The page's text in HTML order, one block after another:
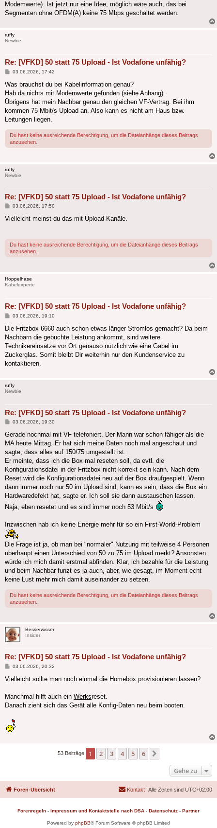
Modemwerte). Ist jetzt nur eine Idee, möglich wäre auch, das bei
Segmenten ohne OFDM(A) keine 75 Mbps geschaltet werden.
ruffy
Newbie
Re: [VFKD] 50 statt 75 Upload - Ist Vodafone unfähig?
Beitrag
03.06.2026, 17:42
Was brauchst du bei Kabelinformation genau?
Hab da nichts mit Modemwerte gefunden (siehe Anhang).
Übrigens hat mein Nachbar genau den gleichen VF-Vertrag. Bei ihm
kommen 75 Mbit/s Upload an. Also kann es nicht am Haus bzw.
Leitungen liegen.
Du hast keine ausreichende Berechtigung, um die Dateianhänge dieses Beitrags
anzusehen.
ruffy
Newbie
Re: [VFKD] 50 statt 75 Upload - Ist Vodafone unfähig?
Beitrag
03.06.2026, 17:50
Vielleicht meinst du das mit Upload-Kanäle.
Du hast keine ausreichende Berechtigung, um die Dateianhänge dieses Beitrags
anzusehen.
Hoppelhase
Kabelexperte
Re: [VFKD] 50 statt 75 Upload - Ist Vodafone unfähig?
Beitrag
03.06.2026, 19:10
Die Fritzbox 6660 auch schon etwas länger Stromlos gemacht? Da beim
Nachbarn die gebuchte Leistung ankommt, sind weitere
Technikereinsätze vor Ort genauso nützlich wie eine Gabel im
Zuckerglas. Somit bleibt Dir weiterhin nur den Kundenservice zu
kontaktieren.
ruffy
Newbie
Re: [VFKD] 50 statt 75 Upload - Ist Vodafone unfähig?
Beitrag
03.06.2026, 19:30
Gerade nochmal mit VF telefoniert. Der Mann war schon fähiger als die
MA heute Mittag. Er hat sich meine Daten noch mal angeschaut und
sagte, dass alles auf 150/75 umgestellt ist.
Er meinte, dass ich die Box mal reseten soll, da evtl. die
Konfigurationsdatei in der Fritzbox nicht korrekt sein kann. Nach dem
Reset wird die Konfigurationsdatei neu auf der Box draufgespielt. Wenn
dann immer noch nur 50 im Upload sind, kann es sein, dass die Box ein
Hardwaredefekt hat, sagte er. Ich soll sie dann austauschen lassen.
Naja, eben resetet und es sind immer noch 53 Mbit/s
Inzwischen hab ich keine Energie mehr für so ein First-World-Problem
Die Frage ist ja, ob man bei "normaler" Nutzung mit teilweise 4 Personen
überhaupt einen Unterschied von 50 zu 75 im Upload merkt? Ansonsten
würde ich mich damit erstmal abfinden. Klar, ich bezahle für die Leistung
und beim Nachbar funzt es ja auch, aber, wie gesagt, im Moment echt
keine Lust mehr mich damit auseinander zu setzen.
Du hast keine ausreichende Berechtigung, um die Dateianhänge dieses Beitrags
anzusehen.
Besserwisser
Insider
Re: [VFKD] 50 statt 75 Upload - Ist Vodafone unfähig?
Beitrag
03.06.2026, 20:32
Vielleicht sollte man noch einmal die Homebox provisionieren lassen?
Manchmal hilft auch ein Werksreset.
Danach zieht sich das Gerät alle Konfig-Daten neu beim booten.
53 Beiträge 1 2 3 4 5 6
Gehe zu
Foren-Übersicht Alle Zeiten sind UTC+02:00
Kontakt
Forenregeln - Impressum und Kontaktstelle nach DSA - Datenschutz - Partner
Powered by phpBB® Forum Software © phpBB Limited